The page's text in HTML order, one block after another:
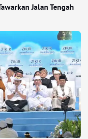
Jalan Tengah